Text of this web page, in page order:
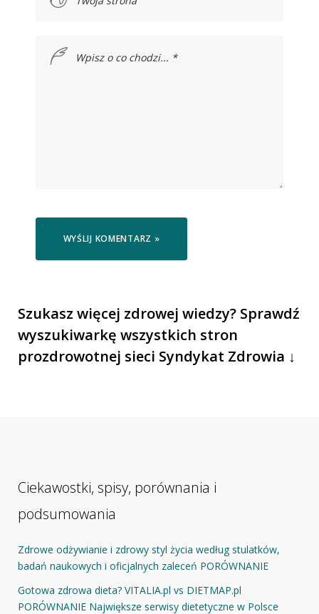
Szukasz więcej zdrowej wiedzy? Sprawdź
wyszukiwarkę wszystkich stron
prozdrowotnej sieci Syndykat Zdrowia ↓
Ciekawostki, spisy, porównania i
podsumowania
Zdrowe odżywianie i zdrowy styl życia według stulatków,
badań naukowych i oficjalnych zaleceń PORÓWNANIE
Gotowa zdrowa dieta? VITALIA.pl vs DIETMAP.pl
PORÓWNANIE Największe serwisy dietetyczne w Polsce